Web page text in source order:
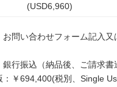
(USD6,960)
お問い合わせフォーム記入又
行振込（納品後、ご請求書
：￥694,400(税別、Single